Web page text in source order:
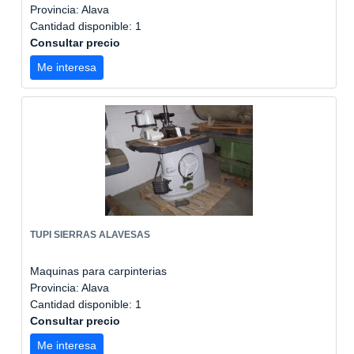
Provincia: Alava
Cantidad disponible: 1
Consultar precio
Me interesa
TUPI SIERRAS ALAVESAS
Maquinas para carpinterias
Provincia: Alava
Cantidad disponible: 1
Consultar precio
Me interesa